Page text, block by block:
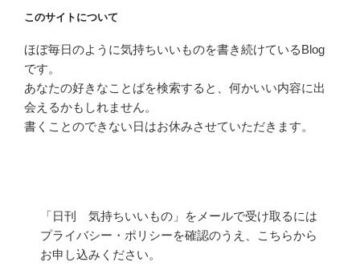
このサイトについて
ほぼ毎日のように気持ちいいものを書き続けているBlog
です。
あなたの好きなことばを検索すると、何かいい内容に出
会えるかもしれません。
書くことのできない日はお休みさせていただきます。
「日刊 気持ちいいもの」をメールで受け取るには
プライバシー・ポリシーを確認のうえ、こちらから
お申し込みください。